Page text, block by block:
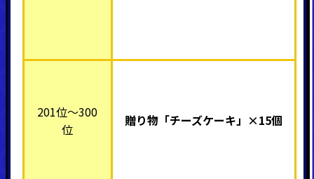
201位～300
位
贈り物「チーズケーキ」×15個